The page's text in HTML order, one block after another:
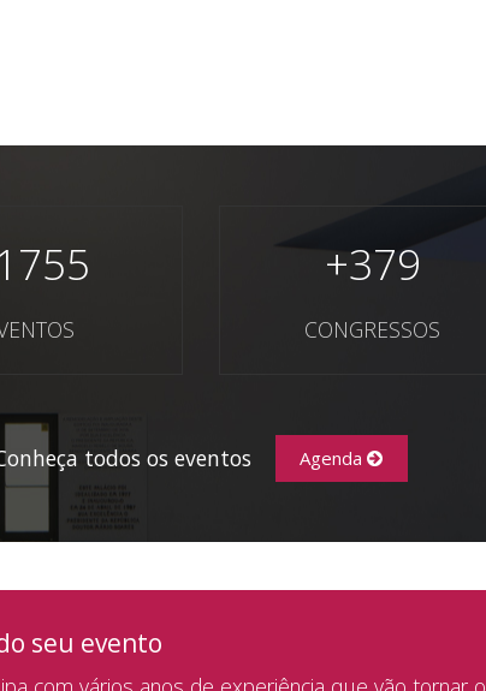
+379
CONGRESSOS
todos os eventos Agenda
seu evento